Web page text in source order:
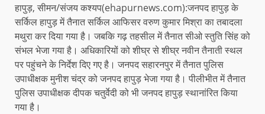
हापुड़, सीमन/संजय कश्यप(ehapurnews.com):जनपद हापुड़ के
सर्किल हापुड़ में तैनात सर्किल आफिसर वरुण कुमार मिश्रा का तबादला
मथुरा कर दिया गया है। जबकि गढ़ तहसील में तैनात सीओ स्तुति सिंह को
संभल भेजा गया है। अधिकारियों को शीघ्र से शीघ्र नवीन तैनाती स्थल
पर पहुंचने के निर्देश दिए गए है। जनपद सहारनपुर में तैनात पुलिस
उपाधीक्षक मुनीश चंद्र को जनपद हापुड़ भेजा गया है। पीलीभीत में तैनात
पुलिस उपाधीक्षक दीपक चतुर्वेदी को भी जनपद हापुड़ स्थानांरित किया
गया है।